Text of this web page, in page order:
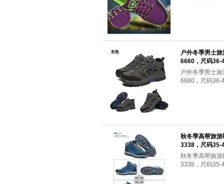
户外冬季男士
6660，尺码36-
户外冬季男士
6660，尺码36-
秋冬季高帮旅
3338，尺码35-
秋冬季高帮旅
3338，尺码35-